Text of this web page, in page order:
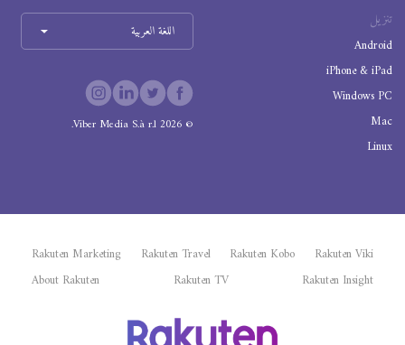
تنزيل
Android
iPhone & iPad
Windows PC
Mac
Linux
اللغة العربية
©
2026
Viber Media S.à r.l.
Rakuten Viki
Rakuten Kobo
Rakuten Travel
Rakuten Marketing
Rakuten Insight
Rakuten TV
About Rakuten